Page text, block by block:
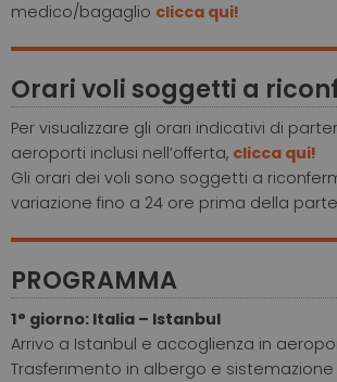
medico/bagaglio clicca qui!
Orari voli soggetti a
Per visualizzare gli orari indicativi di
aeroporti inclusi nell’offerta, clicca qui!
Gli orari dei voli sono soggetti a
variazione fino a 24 ore prima della
PROGRAMMA
1° giorno: Italia – Istanbul
Arrivo a Istanbul e accoglienza in
Trasferimento in albergo e